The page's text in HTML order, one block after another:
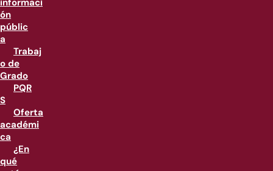
informaci
ón
públic
a
Trabaj
o de
Grado
PQR
S
Oferta
académi
ca
¿En
qué